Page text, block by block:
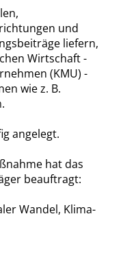
und
liefern,
Wirtschaft -
(KMU) -
wie z. B.
angelegt.
hat das
beauftragt:
Wandel, Klima-